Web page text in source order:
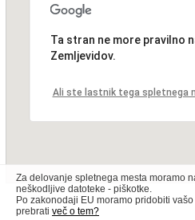
Ta stran ne more pravilno
Zemljevidov.
Ali ste lastnik tega spletnega
Za delovanje spletnega mesta moramo
neškodljive datoteke - piškotke.
Po zakonodaji EU moramo pridobiti
prebrati več o tem?